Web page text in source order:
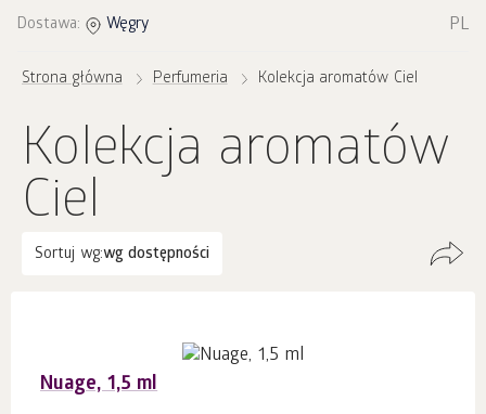
Dostawa: Węgry PL
Strona główna Perfumeria Kolekcja aromatów Ciel
Kolekcja aromatów
Ciel
Sortuj wg:wg dostępności
Nuage, 1,5 ml